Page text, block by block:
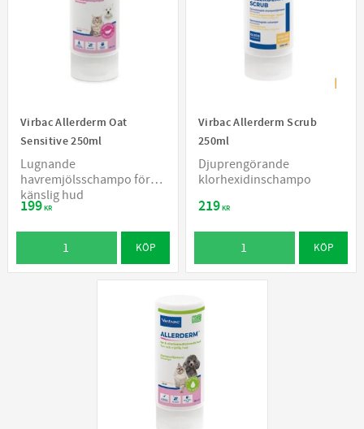
Virbac Allerderm Oat
Sensitive 250ml
Lugnande
havremjölsschampo för
känslig hud
199KR
KÖP
Virbac Allerderm Scrub
250ml
Djuprengörande
klorhexidinschampo
219KR
KÖP